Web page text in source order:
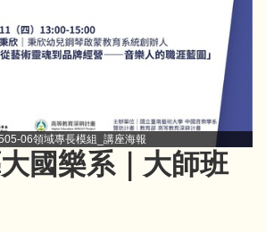
06領域專長模組_講座海報
國樂系｜大師班